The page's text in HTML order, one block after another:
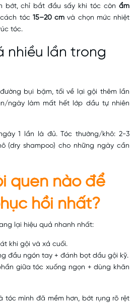
bớt, chỉ bắt đầu sấy khi tóc còn ẩm
tóc 15–20 cm và chọn mức nhiệt
tóc.
nhiều lần trong
bụi bặm, tối về lại gội thêm lần
ngày làm mất hết lớp dầu tự nhiên
1 lần là đủ. Tóc thường/khô: 2-3
(dry shampoo) cho những ngày cần
quen nào để
hồi nhất?
lại hiệu quả nhanh nhất:
khi gội và xả cuối.
đầu ngón tay + đánh bọt dầu gội kỹ.
giữa tóc xuống ngọn + dùng khăn
tóc mình đã mềm hơn, bớt rụng rõ rệt